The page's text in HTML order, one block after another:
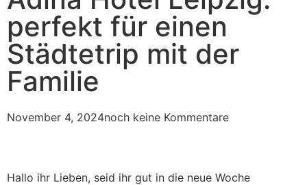
perfekt für einen
Städtetrip mit der
Familie
November 4, 2024noch keine Kommentare
Hallo ihr Lieben, seid ihr gut in die neue Woche